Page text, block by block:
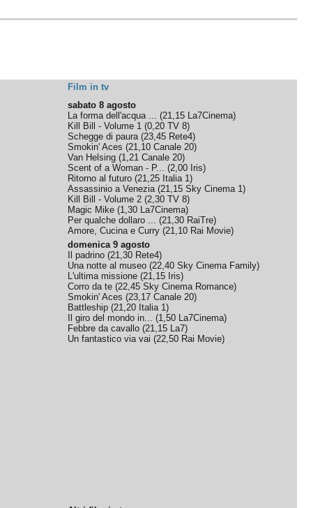
Film in tv
sabato 8 agosto
La forma dell'acqua ... (21,15 La7Cinema)
Kill Bill - Volume 1 (0,20 TV 8)
Schegge di paura(23,45 Rete4)
Smokin' Aces (21,10 Canale 20)
Van Helsing (1,21 Canale 20)
Scent of a Woman - P... (2,00 Iris)
Ritorno al futuro (21,25 Italia 1)
Assassinio a Venezia(21,15 Sky Cinema 1)
Kill Bill - Volume 2 (2,30 TV 8)
Magic Mike (1,30 La7Cinema)
Per qualche dollaro ... (21,30 RaiTre)
Amore, Cucina e Curry (21,10 Rai Movie)
domenica 9 agosto
Il padrino (21,30 Rete4)
Una notte al museo (22,40 Sky Cinema Family)
L'ultima missione (21,15 Iris)
Corro da te (22,45 Sky Cinema Romance)
Smokin' Aces (23,17 Canale 20)
Battleship (21,20 Italia 1)
Il giro del mondo in... (1,50 La7Cinema)
Febbre da cavallo (21,15 La7)
Un fantastico via vai (22,50 Rai Movie)